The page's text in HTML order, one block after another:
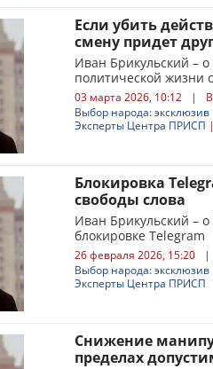
Если убить
смену придет
Иван Брикульский –
политической жизни
03 марта 2026, 10:12 |
Выбор народа: эксклюзив
Эксперты Центра ПРИСП |
Блокировка
свободы слова
Иван Брикульский –
блокировке Telegram
26 февраля 2026, 15:20 |
Выбор народа: эксклюзив
Эксперты Центра ПРИСП
Снижение
пределах